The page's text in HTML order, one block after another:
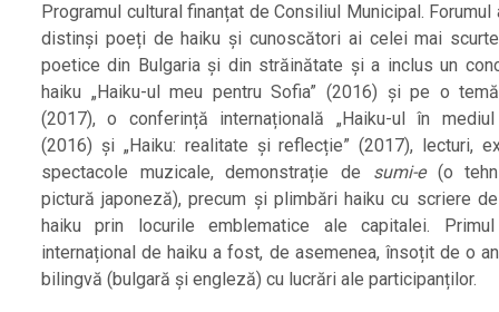
Programul cultural finanțat de Consiliul Municipal. Forumul
distinși poeți de haiku și cunoscători ai celei mai
poetice din Bulgaria și din străinătate și a inclus un
haiku „Haiku-ul meu pentru Sofia” (2016) și pe o
(2017), o conferință internațională „Haiku-ul în mediul
(2016) și „Haiku: realitate și reflecție” (2017), lecturi,
spectacole muzicale, demonstrație de sumi-e(o
pictură japoneză), precum și plimbări haiku cu scriere
haiku prin locurile emblematice ale capitalei.
internațional de haiku a fost, de asemenea, însoțit de o
bilingvă (bulgară și engleză) cu lucrări ale participanților.